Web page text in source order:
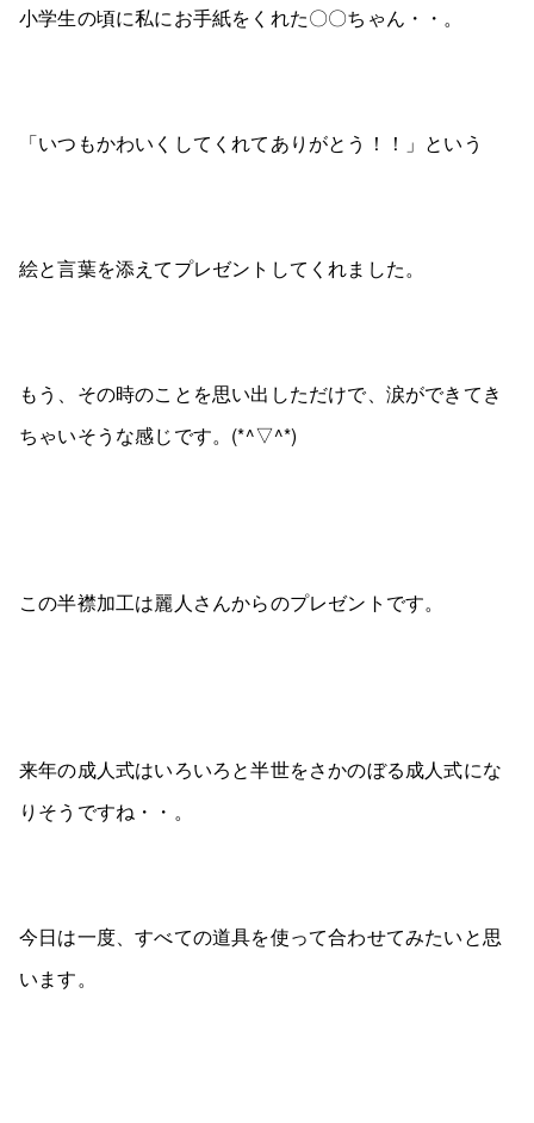
小学生の頃に私にお手紙をくれた〇〇ちゃん・・。
「いつもかわいくしてくれてありがとう！！」という
絵と言葉を添えてプレゼントしてくれました。
もう、その時のことを思い出しただけで、涙ができてき
ちゃいそうな感じです。(*^▽^*)
この半襟加工は麗人さんからのプレゼントです。
来年の成人式はいろいろと半世をさかのぼる成人式にな
りそうですね・・。
今日は一度、すべての道具を使って合わせてみたいと思
います。